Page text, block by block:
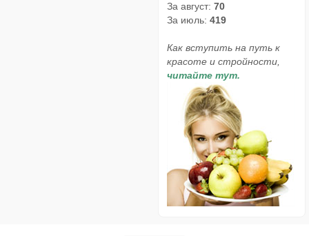
За август: 70
За июль: 419
Как вступить на путь к
красоте и стройности,
читайте тут.